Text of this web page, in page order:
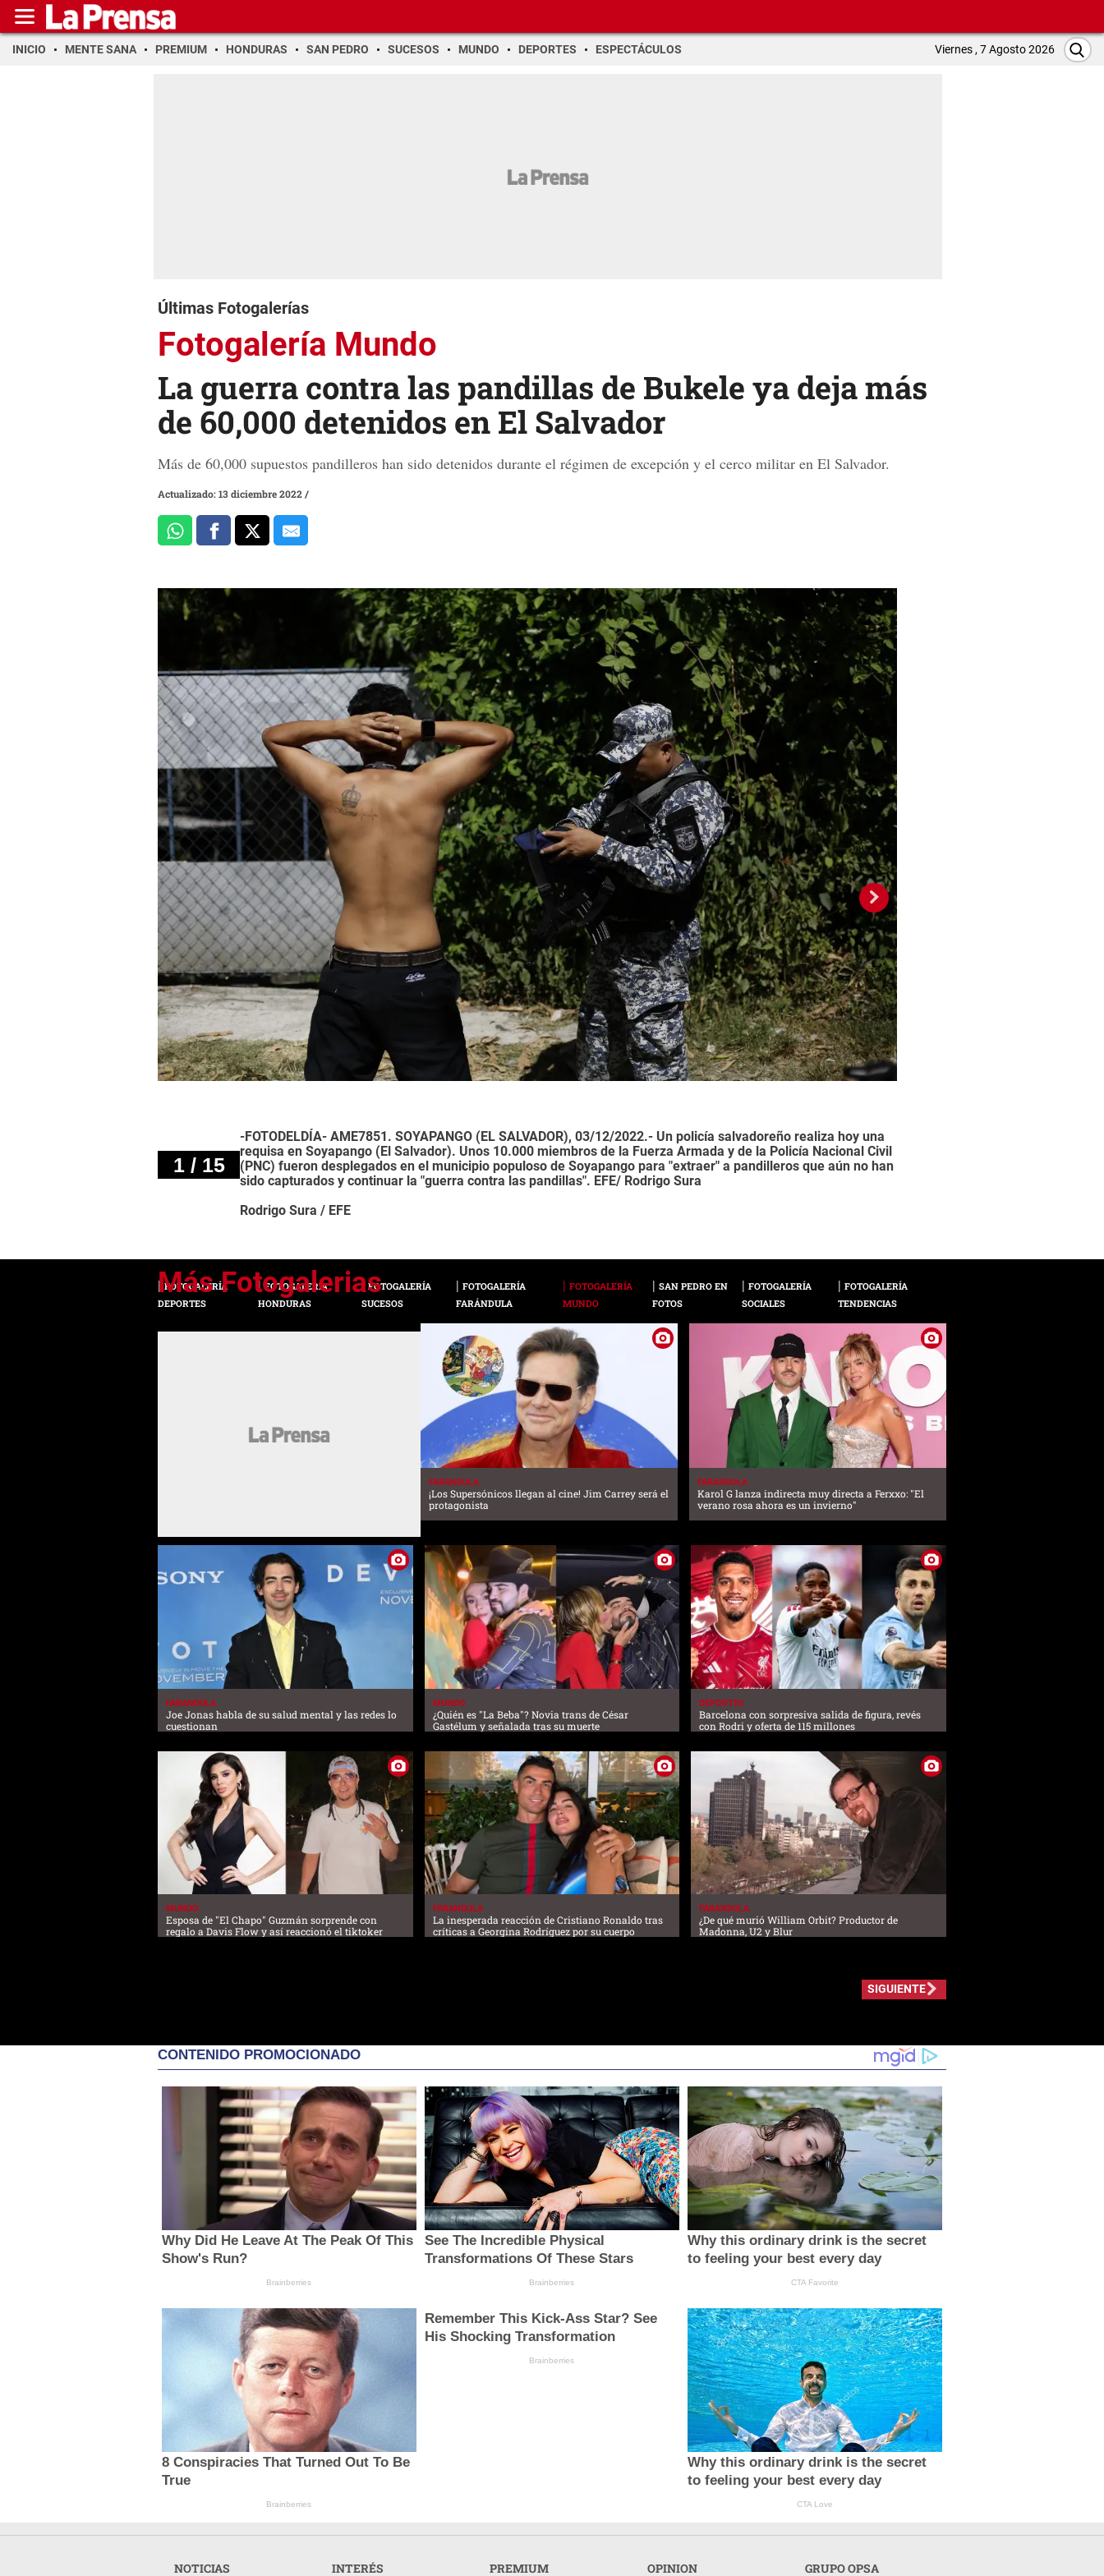
INICIO MENTE SANA PREMIUM HONDURAS SAN PEDRO SUCESOS MUNDO DEPORTES ESPECTÁCULOS Viernes , 7 Agosto 2026
Últimas Fotogalerías
Fotogalería Mundo
La guerra contra las pandillas de Bukele ya deja más
de 60,000 detenidos en El Salvador
Más de 60,000 supuestos pandilleros han sido detenidos durante el régimen de excepción y el cerco militar en El Salvador.
Actualizado: 13 diciembre 2022/
1 / 15
-FOTODELDÍA- AME7851. SOYAPANGO (EL SALVADOR), 03/12/2022.- Un policía salvadoreño realiza hoy una
requisa en Soyapango (El Salvador). Unos 10.000 miembros de la Fuerza Armada y de la Policía Nacional Civil
(PNC) fueron desplegados en el municipio populoso de Soyapango para "extraer" a pandilleros que aún no han
sido capturados y continuar la "guerra contra las pandillas". EFE/ Rodrigo Sura
Rodrigo Sura / EFE
FOTOGALERÍA
DEPORTES
FOTOGALERÍA
HONDURAS
FOTOGALERÍA
SUCESOS
FOTOGALERÍA
FARÁNDULA
FOTOGALERÍA
MUNDO
SAN PEDRO EN
FOTOS
FOTOGALERÍA
SOCIALES
FOTOGALERÍA
TENDENCIAS
FARANDULA
¡Los Supersónicos llegan al cine! Jim Carrey será el
protagonista
FARANDULA
Karol G lanza indirecta muy directa a Ferxxo: "El
verano rosa ahora es un invierno"
FARANDULA
Joe Jonas habla de su salud mental y las redes lo
cuestionan
MUNDO
¿Quién es "La Beba"? Novia trans de César
Gastélum y señalada tras su muerte
DEPORTES
Barcelona con sorpresiva salida de figura, revés
con Rodri y oferta de 115 millones
MUNDO
Esposa de "El Chapo" Guzmán sorprende con
regalo a Davis Flow y así reaccionó el tiktoker
FARANDULA
La inesperada reacción de Cristiano Ronaldo tras
críticas a Georgina Rodríguez por su cuerpo
FARANDULA
¿De qué murió William Orbit? Productor de
Madonna, U2 y Blur
SIGUIENTE
CONTENIDO PROMOCIONADO
Why Did He Leave At The Peak Of This
Show's Run?
Brainberries
See The Incredible Physical
Transformations Of These Stars
Brainberries
Why this ordinary drink is the secret
to feeling your best every day
CTA Favorite
8 Conspiracies That Turned Out To Be
True
Brainberries
Remember This Kick-Ass Star? See
His Shocking Transformation
Brainberries
Why this ordinary drink is the secret
to feeling your best every day
CTA Love
NOTICIAS INTERÉS PREMIUM OPINION GRUPO OPSA